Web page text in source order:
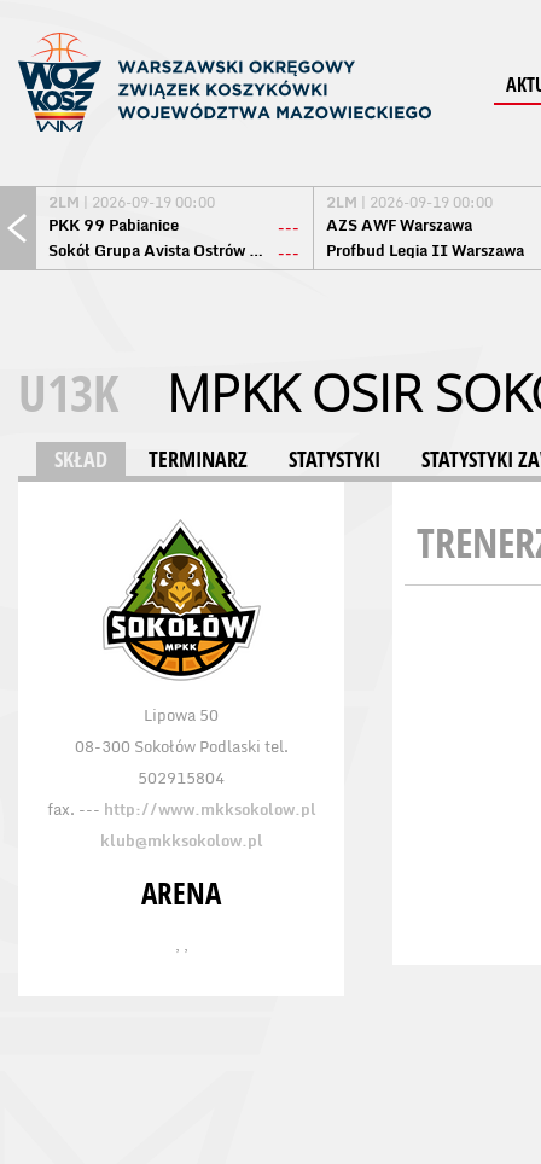
2LM | 2026-09-19 00:00
PKK 99 Pabianice
---
Sokół Grupa Avista Ostrów Maz. ---
2LM | 2026-09-19 00:00
AZS AWF Warszawa
Profbud Legia II Warszawa
U13K MPKK OSIR
SKŁAD TERMINARZ STATYSTYKI STATYSTYKI
Lipowa 50
08-300 Sokołów Podlaski tel.
502915804
fax. --- http://www.mkksokolow.pl
klub@mkksokolow.pl
ARENA
, ,